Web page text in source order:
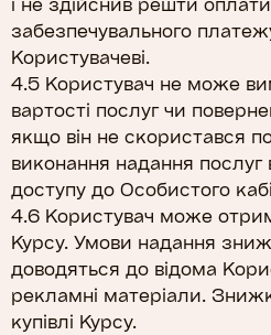
забезпечувального
Користувачеві.
4.5 Користувач не може
вартості послуг чи
якщо він не скористався
виконання надання
доступу до Особистого
4.6 Користувач може
Курсу. Умови надання
доводяться до відома
рекламні матеріали.
купівлі Курсу.